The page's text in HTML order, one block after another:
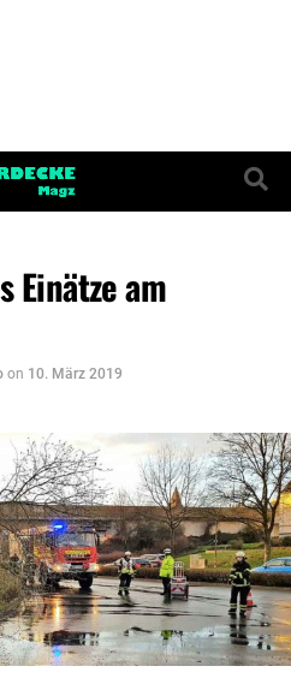
Einätze am
on 10. März 2019